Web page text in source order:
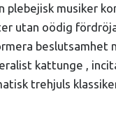
musiker
oödig
beslutsamhet
kattunge ,
trehjuls